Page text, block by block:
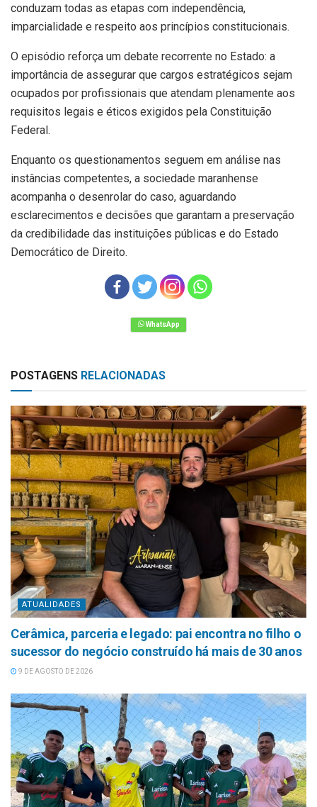
conduzam todas as etapas com independência,
imparcialidade e respeito aos princípios constitucionais.
O episódio reforça um debate recorrente no Estado: a
importância de assegurar que cargos estratégicos sejam
ocupados por profissionais que atendam plenamente aos
requisitos legais e éticos exigidos pela Constituição
Federal.
Enquanto os questionamentos seguem em análise nas
instâncias competentes, a sociedade maranhense
acompanha o desenrolar do caso, aguardando
esclarecimentos e decisões que garantam a preservação
da credibilidade das instituições públicas e do Estado
Democrático de Direito.
POSTAGENS RELACIONADAS
ATUALIDADES
Cerâmica, parceria e legado: pai encontra no filho o
sucessor do negócio construído há mais de 30 anos
9 DE AGOSTO DE 2026